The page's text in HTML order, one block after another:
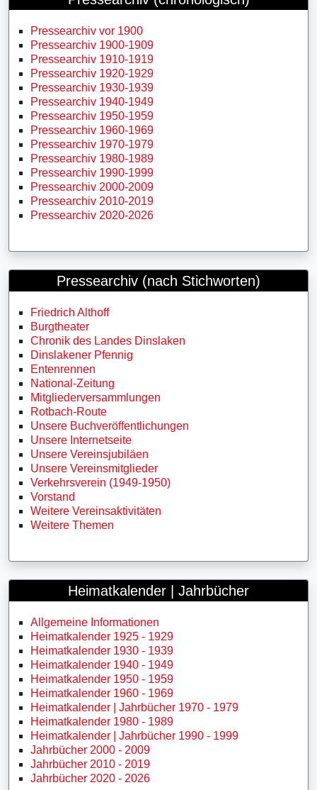
Pressearchiv vor 1900
Pressearchiv 1900-1909
Pressearchiv 1910-1919
Pressearchiv 1920-1929
Pressearchiv 1930-1939
Pressearchiv 1940-1949
Pressearchiv 1950-1959
Pressearchiv 1960-1969
Pressearchiv 1970-1979
Pressearchiv 1980-1989
Pressearchiv 1990-1999
Pressearchiv 2000-2009
Pressearchiv 2010-2019
Pressearchiv 2020-2026
Pressearchiv (nach Stichworten)
Friedrich Althoff
Burgtheater
Chronik des Landes Dinslaken
Dinslakener Pfennig
Entenrennen
National-Zeitung
Mitgliederversammlungen
Rotbach-Route
Unsere Buchveröffentlichungen
Unsere Internetseite
Unsere Vereinsjubiläen
Unsere Vereinsmitglieder
Verkehrsverein (1949-1950)
Vorstand
Weitere Vereinsaktivitäten
Weitere Themen
Heimatkalender | Jahrbücher
Allgemeine Informationen
Heimatkalender 1925 - 1929
Heimatkalender 1930 - 1939
Heimatkalender 1940 - 1949
Heimatkalender 1950 - 1959
Heimatkalender 1960 - 1969
Heimatkalender | Jahrbücher 1970 - 1979
Heimatkalender 1980 - 1989
Heimatkalender | Jahrbücher 1990 - 1999
Jahrbücher 2000 - 2009
Jahrbücher 2010 - 2019
Jahrbücher 2020 - 2026